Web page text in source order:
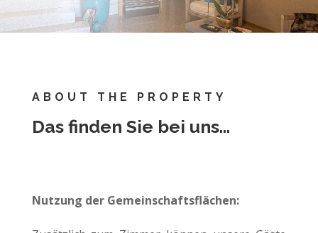
ABOUT THE PROPERTY
Das finden Sie bei uns…
Nutzung der Gemeinschaftsflächen: